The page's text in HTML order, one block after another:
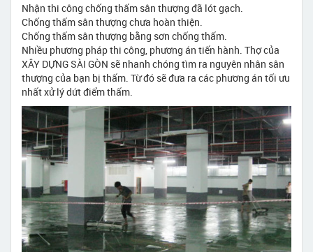
Nhận thi công chống thấm sân thượng đã lót gạch.
Chống thấm sân thượng chưa hoàn thiện.
Chống thấm sân thượng bằng sơn chống thấm.
Nhiều phương pháp thi công, phương án tiến hành. Thợ của
XÂY DỰNG SÀI GÒN sẽ nhanh chóng tìm ra nguyên nhân sân
thượng của bạn bị thấm. Từ đó sẽ đưa ra các phương án tối ưu
nhất xử lý dứt điểm thấm.